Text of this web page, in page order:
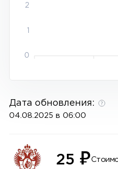
2
1
0
Дата обновления:
04.08.2025 в 06:00
25 ₽